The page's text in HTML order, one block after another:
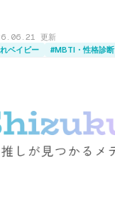
更新
ベイビー #MBTI・性格診断